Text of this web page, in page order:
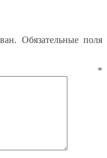
Обязательные поля
*